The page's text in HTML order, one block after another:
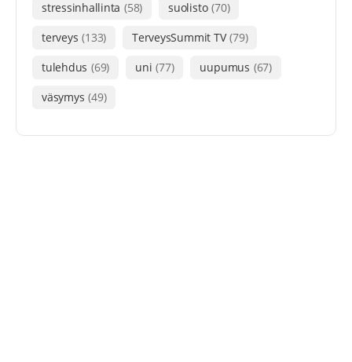
stressinhallinta (58) suolisto (70)
terveys (133) TerveysSummit TV (79)
tulehdus (69) uni (77) uupumus (67)
väsymys (49)